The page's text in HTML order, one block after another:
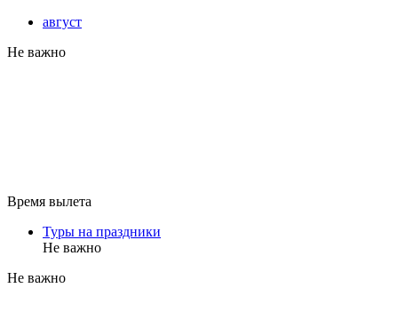
август
Не важно
Время вылета
Туры на праздники
Не важно
Не важно